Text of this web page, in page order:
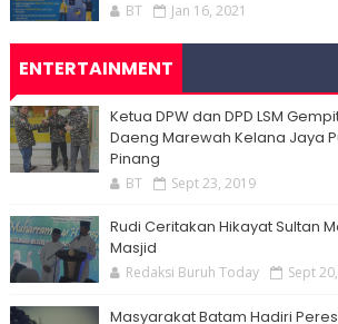
BT Jan 16, 2021
ENTERTAINMENT
Ketua DPW dan DPD LSM
Daeng Marewah Kelana Jaya
Pinang
BT Sept 23, 2019
Rudi Ceritakan Hikayat Sultan
Masjid
Redaksi Buruh Today Sept
Masyarakat Batam Hadiri